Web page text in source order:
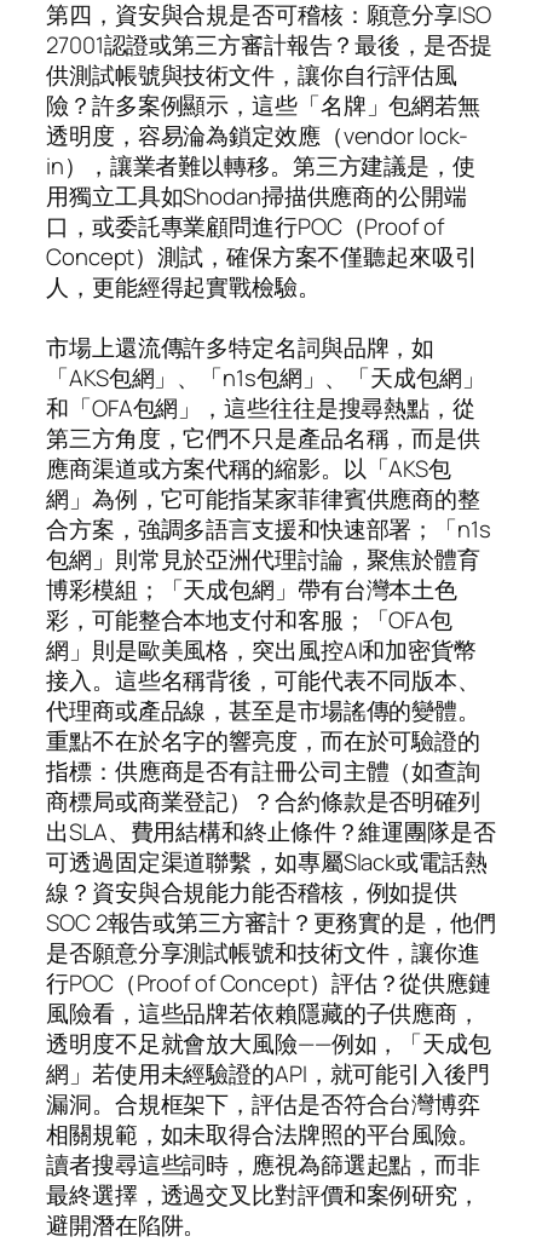
第四，資安與合規是否可稽核：願意分享ISO
27001認證或第三方審計報告？最後，是否提
供測試帳號與技術文件，讓你自行評估風
險？許多案例顯示，這些「名牌」包網若無
透明度，容易淪為鎖定效應（vendor lock-
in），讓業者難以轉移。第三方建議是，使
用獨立工具如Shodan掃描供應商的公開端
口，或委託專業顧問進行POC（Proof of
Concept）測試，確保方案不僅聽起來吸引
人，更能經得起實戰檢驗。
市場上還流傳許多特定名詞與品牌，如
「AKS包網」、「n1s包網」、「天成包網」
和「OFA包網」，這些往往是搜尋熱點，從
第三方角度，它們不只是產品名稱，而是供
應商渠道或方案代稱的縮影。以「AKS包
網」為例，它可能指某家菲律賓供應商的整
合方案，強調多語言支援和快速部署；「n1s
包網」則常見於亞洲代理討論，聚焦於體育
博彩模組；「天成包網」帶有台灣本土色
彩，可能整合本地支付和客服；「OFA包
網」則是歐美風格，突出風控AI和加密貨幣
接入。這些名稱背後，可能代表不同版本、
代理商或產品線，甚至是市場謠傳的變體。
重點不在於名字的響亮度，而在於可驗證的
指標：供應商是否有註冊公司主體（如查詢
商標局或商業登記）？合約條款是否明確列
出SLA、費用結構和終止條件？維運團隊是否
可透過固定渠道聯繫，如專屬Slack或電話熱
線？資安與合規能力能否稽核，例如提供
SOC 2報告或第三方審計？更務實的是，他們
是否願意分享測試帳號和技術文件，讓你進
行POC（Proof of Concept）評估？從供應鏈
風險看，這些品牌若依賴隱藏的子供應商，
透明度不足就會放大風險——例如，「天成包
網」若使用未經驗證的API，就可能引入後門
漏洞。合規框架下，評估是否符合台灣博弈
相關規範，如未取得合法牌照的平台風險。
讀者搜尋這些詞時，應視為篩選起點，而非
最終選擇，透過交叉比對評價和案例研究，
避開潛在陷阱。